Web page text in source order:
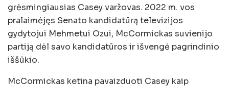
grėsmingiausias Casey varžovas. 2022 m. vos
pralaimėjęs Senato kandidatūrą televizijos
gydytojui Mehmetui Ozui, McCormickas suvienijo
partiją dėl savo kandidatūros ir išvengė pagrindinio
iššūkio.
McCormickas ketina pavaizduoti Casey kaip